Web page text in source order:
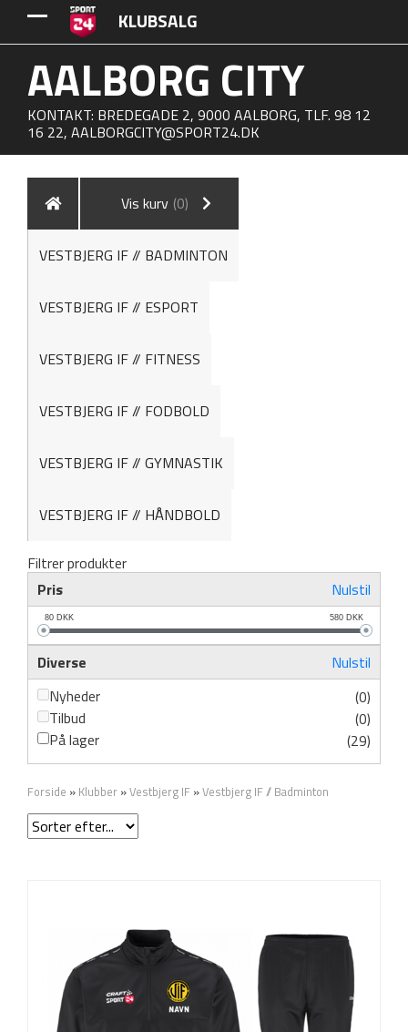
KLUBSALG
AALBORG CITY
KONTAKT: BREDEGADE 2, 9000 AALBORG, TLF. 98 12
16 22, AALBORGCITY@SPORT24.DK
Vis kurv (0)
VESTBJERG IF // BADMINTON
VESTBJERG IF // ESPORT
VESTBJERG IF // FITNESS
VESTBJERG IF // FODBOLD
VESTBJERG IF // GYMNASTIK
VESTBJERG IF // HÅNDBOLD
Filtrer produkter
Pris
Nulstil
80 DKK 580 DKK
Diverse
Nulstil
Nyheder
(0)
Tilbud
(0)
På lager
(29)
Forside » Klubber »Vestbjerg IF »Vestbjerg IF // Badminton